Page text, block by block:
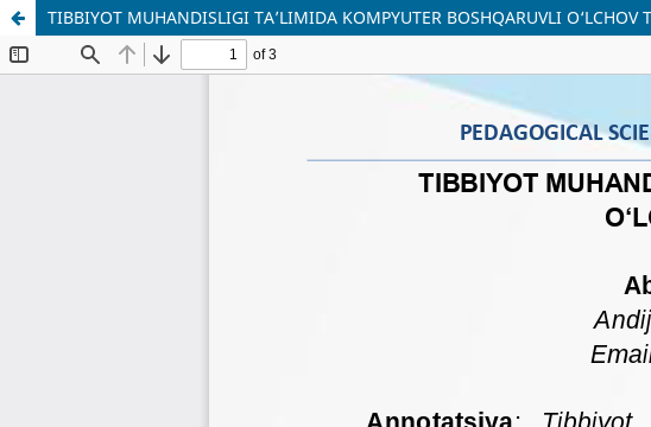
TIBBIYOT MUHANDISLIGI TA’LIMIDA KOMPYUTER BOSHQARUVLI O‘LCHOV